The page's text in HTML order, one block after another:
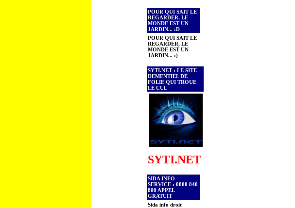
POUR QUI SAIT LE
REGARDER, LE
MONDE EST UN
JARDIN... :D
POUR QUI SAIT LE
REGARDER, LE
MONDE EST UN
JARDIN... :)
SYTI.NET : LE SITE
DEMENTIEL DE
FOLIE QUI TROUE
LE CUL
SYTI.NET
SIDA INFO
SERVICE : 0800 840
800 APPEL
GRATUIT
Sida info droit